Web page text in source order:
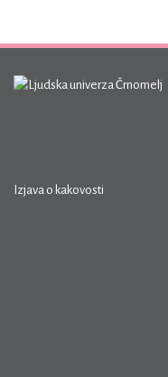
Izjava o kakovosti